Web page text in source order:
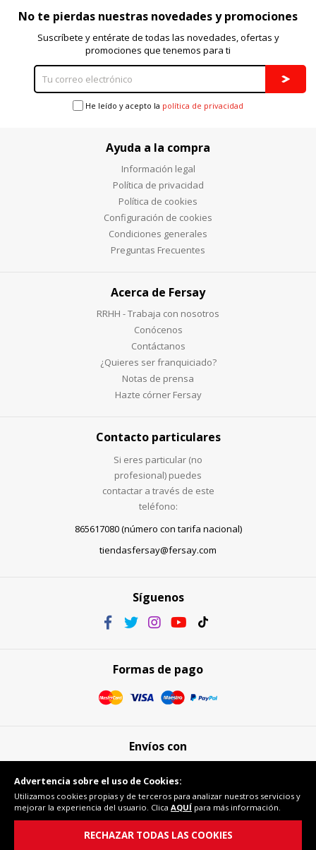
No te pierdas nuestras novedades y promociones
Suscríbete y entérate de todas las novedades, ofertas y
promociones que tenemos para ti
He leído y acepto la política de privacidad
Ayuda a la compra
Información legal
Política de privacidad
Política de cookies
Configuración de cookies
Condiciones generales
Preguntas Frecuentes
Acerca de Fersay
RRHH - Trabaja con nosotros
Conócenos
Contáctanos
¿Quieres ser franquiciado?
Notas de prensa
Hazte córner Fersay
Contacto particulares
Si eres particular (no
profesional) puedes
contactar a través de este
teléfono:
865617080 (número con tarifa nacional)
tiendasfersay@fersay.com
Síguenos
Formas de pago
Envíos con
Compra segura
Advertencia sobre el uso de Cookies:
Utilizamos cookies propias y de terceros para analizar nuestros servicios y
mejorar la experiencia del usuario. Clica AQUÍ para más información.
RECHAZAR TODAS LAS COOKIES